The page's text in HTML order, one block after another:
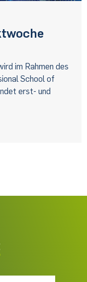
im Rahmen des
School of
erst- und